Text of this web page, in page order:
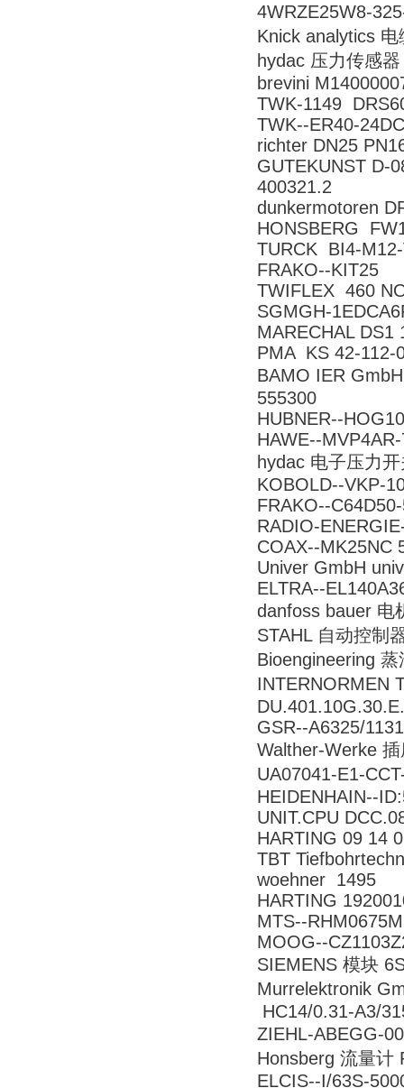
4WRZE25W8-
Knick analytics
hydac 压力传感
brevini
TWK-1149
TWK--ER40-
richter DN25
GUTEKUNST D-
400321.2
dunkermotoren
HONSBERG
TURCK BI4-
FRAKO--KIT25
TWIFLEX 460
SGMGH-
MARECHAL DS1
PMA KS 42-112-
BAMO IER
555300
HUBNER--
HAWE--
hydac 电子压力
KOBOLD--VKP-
FRAKO--
RADIO-
COAX--MK25NC
Univer GmbH
ELTRA--
danfoss bauer 电
STAHL 自动控制
Bioengineering
INTERNORMEN
GSR--A6325/
Walther-Werke
UA07041-E1-
HEIDENHAIN--
UNIT.CPU
HARTING 09 14
TBT
woehner 1495
HARTING
MTS--
MOOG--
SIEMENS 模块
Murrelektronik
HC14/0.31-A3/
ZIEHL-ABEGG-
Honsberg 流量计
ELCIS--I/63S-